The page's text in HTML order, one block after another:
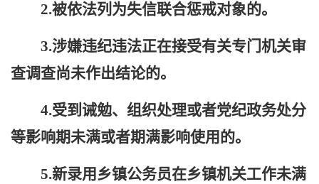
2.被依法列为失信联合惩戒对象的。
3.涉嫌违纪违法正在接受有关专门机关审
查调查尚未作出结论的。
4.受到诫勉、组织处理或者党纪政务处分
等影响期未满或者期满影响使用的。
5.新录用乡镇公务员在乡镇机关工作未满